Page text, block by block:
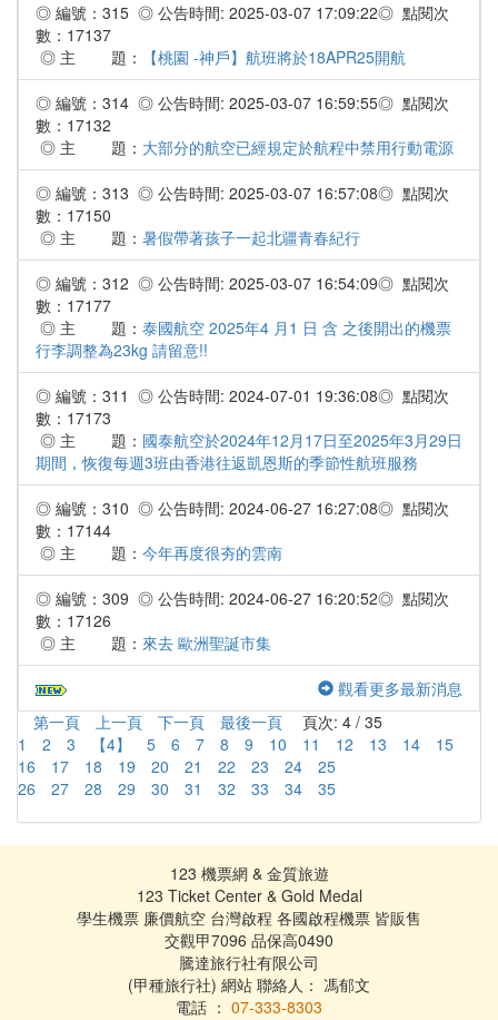
◎ 編號：315 ◎ 公告時間: 2025-03-07 17:09:22◎ 點閱次
數：17137
◎ 主 題：
【桃園 -神戶】航班將於18APR25開航
◎ 編號：314 ◎ 公告時間: 2025-03-07 16:59:55◎ 點閱次
數：17132
◎ 主 題： 大部分的航空已經規定於航程中禁用行動電源
◎ 編號：313 ◎ 公告時間: 2025-03-07 16:57:08◎ 點閱次
數：17150
◎ 主 題： 暑假帶著孩子一起北疆青春紀行
◎ 編號：312 ◎ 公告時間: 2025-03-07 16:54:09◎ 點閱次
數：17177
◎ 主 題： 泰國航空 2025年4 月1 日 含 之後開出的機票
行李調整為23kg 請留意!!
◎ 編號：311 ◎ 公告時間: 2024-07-01 19:36:08◎ 點閱次
數：17173
◎ 主 題： 國泰航空於2024年12月17日至2025年3月29日
期間，恢復每週3班由香港往返凱恩斯的季節性航班服務
◎ 編號：310 ◎ 公告時間: 2024-06-27 16:27:08◎ 點閱次
數：17144
◎ 主 題： 今年再度很夯的雲南
◎ 編號：309 ◎ 公告時間: 2024-06-27 16:20:52◎ 點閱次
數：17126
◎ 主 題： 來去 歐洲聖誕市集
觀看更多最新消息
第一頁
上一頁 下一頁 最後一頁 頁次: 4 / 35
1
2 3 【4】 5 6 7 8 9 10 11 12 13 14
15
16
17 18 19 20 21 22 23 24
25
26
27 28 29 30 31 32 33 34 35
123 機票網 & 金質旅遊
123 Ticket Center & Gold Medal
學生機票 廉價航空 台灣啟程 各國啟程機票 皆販售
交觀甲7096 品保高0490
騰達旅行社有限公司
(甲種旅行社) 網站 聯絡人： 馮郁文
電話 ： 07-333-8303